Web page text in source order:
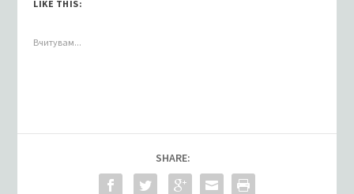
LIKE THIS:
Вчитувам...
SHARE: